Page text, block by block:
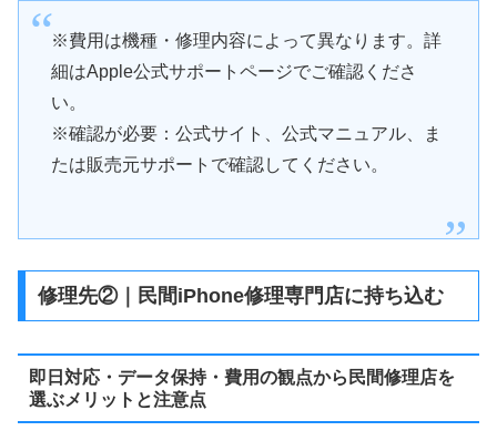
※費用は機種・修理内容によって異なります。詳
細はApple公式サポートページでご確認くださ
い。
※確認が必要：公式サイト、公式マニュアル、ま
たは販売元サポートで確認してください。
修理先②｜民間iPhone修理専門店に持ち込む
即日対応・データ保持・費用の観点から民間修理店を
選ぶメリットと注意点